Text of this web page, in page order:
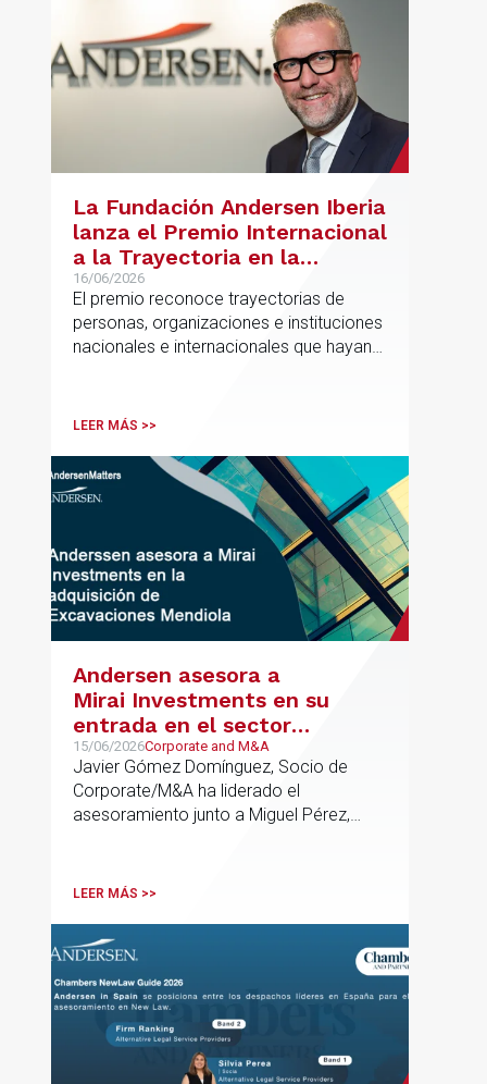
La Fundación Andersen Iberia
lanza el Premio Internacional
a la Trayectoria en la
Promoción de la Educación
16/06/2026
El premio reconoce trayectorias de
personas, organizaciones e instituciones
nacionales e internacionales que hayan
innovación o la equidad educativa
LEER MÁS >>
Andersen asesora a
Mirai Investments en su
entrada en el sector
medioambiental con la
adquisición de la
vasca Excavaciones
Mendiola
15/06/2026Corporate and M&A
Javier Gómez Domínguez, Socio de
Corporate/M&A ha liderado el
asesoramiento junto a Miguel Pérez,
LEER MÁS >>